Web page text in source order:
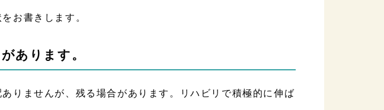
お書きします。
あります。
りませんが、残る場合があります。リハビリで積極的に伸ば